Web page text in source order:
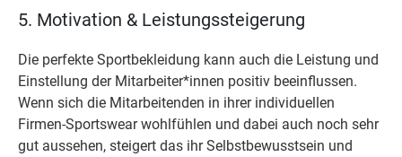
5. Motivation & Leistungssteigerung
Die perfekte Sportbekleidung kann auch die Leistung und
Einstellung der Mitarbeiter*innen positiv beeinflussen.
Wenn sich die Mitarbeitenden in ihrer individuellen
Firmen-Sportswear wohlfühlen und dabei auch noch sehr
gut aussehen, steigert das ihr Selbstbewusstsein und